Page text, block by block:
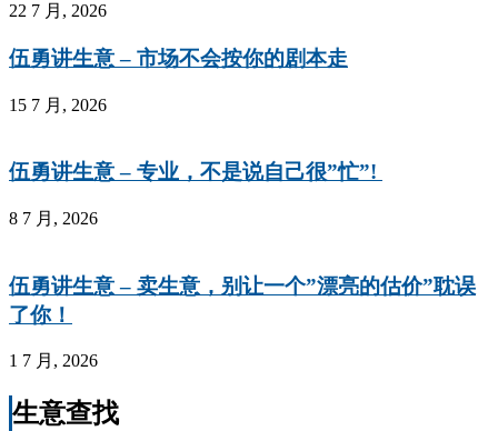
22 7 月, 2026
伍勇讲生意 – 市场不会按你的剧本走
15 7 月, 2026
伍勇讲生意 – 专业，不是说自己很”忙”!
8 7 月, 2026
伍勇讲生意 – 卖生意，别让一个”漂亮的估价”耽误
了你！
1 7 月, 2026
生意查找